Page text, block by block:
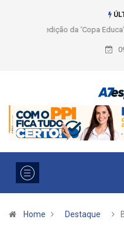
Liga 2026: Equipes rompem com
a 2° fase,
Home Destaque